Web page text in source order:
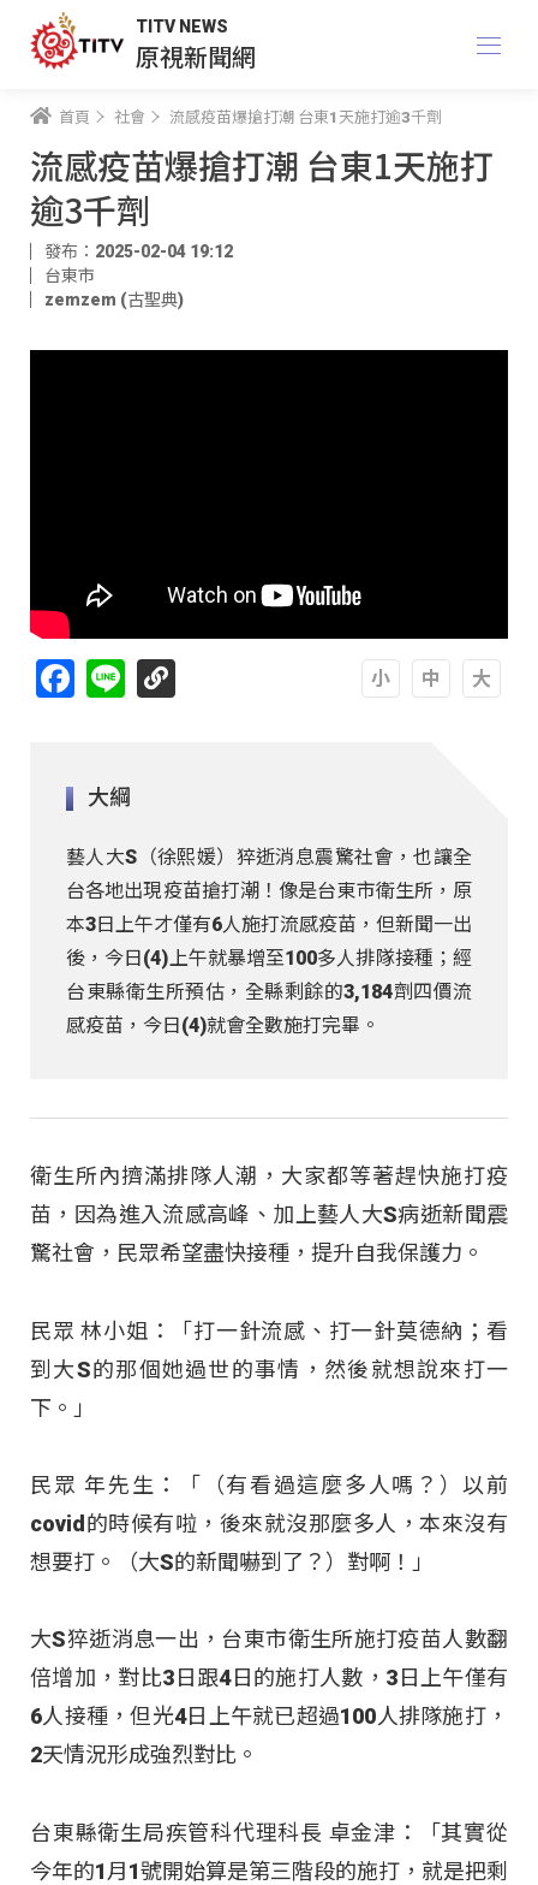
TITV NEWS
原視新聞網
首頁 社會 流感疫苗爆搶打潮 台東1天施打逾3千劑
流感疫苗爆搶打潮 台東1天施打
逾3千劑
發布：2025-02-04 19:12
台東市
zemzem (古聖典)
Facebook
Line
大綱
藝人大S（徐熙媛）猝逝消息震驚社會，也讓全
台各地出現疫苗搶打潮！像是台東市衛生所，原
本3日上午才僅有6人施打流感疫苗，但新聞一出
後，今日(4)上午就暴增至100多人排隊接種；經
台東縣衛生所預估，全縣剩餘的3,184劑四價流
感疫苗，今日(4)就會全數施打完畢。
衛生所內擠滿排隊人潮，大家都等著趕快施打疫
苗，因為進入流感高峰、加上藝人大S病逝新聞震
驚社會，民眾希望盡快接種，提升自我保護力。
民眾 林小姐：「打一針流感、打一針莫德納；看
到大S的那個她過世的事情，然後就想說來打一
下。」
民眾 年先生：「（有看過這麼多人嗎？）以前
covid的時候有啦，後來就沒那麼多人，本來沒有
想要打。（大S的新聞嚇到了？）對啊！」
大S猝逝消息一出，台東市衛生所施打疫苗人數翻
倍增加，對比3日跟4日的施打人數，3日上午僅有
6人接種，但光4日上午就已超過100人排隊施打，
2天情況形成強烈對比。
台東縣衛生局疾管科代理科長 卓金津：「其實從
今年的1月1號開始算是第三階段的施打，就是把剩